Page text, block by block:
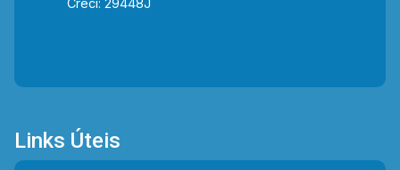
ARBIX IMÓVEIS - Presente em cada mudança!
Creci: 29448J
Links Úteis